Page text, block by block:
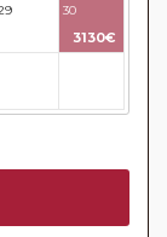
más
no estarán
a los datos/
"A
nuestros
un
30
3130€